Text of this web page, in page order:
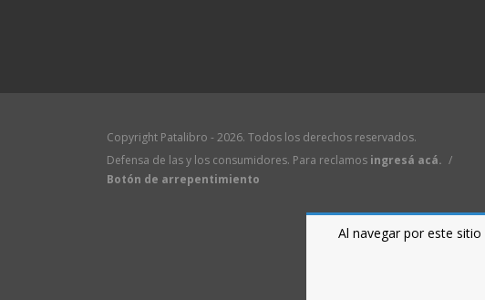
Al navegar por este sitio
Copyright Patalibro - 2026. Todos los derechos reservados.
Defensa de las y los consumidores. Para reclamos ingresá acá. /
Botón de arrepentimiento